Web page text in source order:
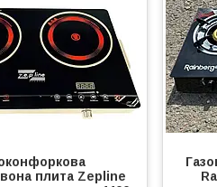
плита Zepline